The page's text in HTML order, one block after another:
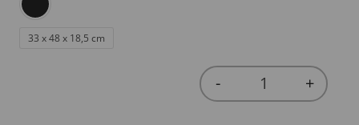
33 x 48 x 18,5 cm
Quantity
- +